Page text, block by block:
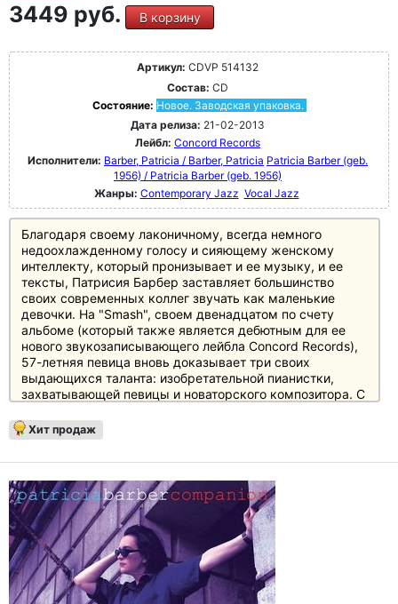
3449 руб. В корзину
Артикул: CDVP 514132
Состав: CD
Состояние: Новое. Заводская упаковка.
Дата релиза: 21-02-2013
Лейбл: Concord Records
Исполнители: Barber, Patricia / Barber, Patricia Patricia Barber (geb.
1956) / Patricia Barber (geb. 1956)
Жанры: Contemporary Jazz Vocal Jazz
Благодаря своему лаконичному, всегда немного
недоохлажденному голосу и сияющему женскому
интеллекту, который пронизывает и ее музыку, и ее
тексты, Патрисия Барбер заставляет большинство
своих современных коллег звучать как маленькие
девочки. На "Smash", своем двенадцатом по счету
альбоме (который также является дебютным для ее
нового звукозаписывающего лейбла Concord Records),
57-летняя певица вновь доказывает три своих
выдающихся таланта: изобретательной пианистки,
захватывающей певицы и новаторского композитора. С
ею в 1989 году крестовый поход, чтобы вернуть себе
территорию, которую джазовые музыканты когда-то
которые также затрагивают такие общие темы, как
любовь и потеря, более тонко и глубоко, чем это
происходит в подавляющем большинстве произведений
из "Великого американского песенника". На "Smash"
она также представляет участников своего нового
чикагского квартета, который состоит из
фантастической ритм-группы с басистом Ларри
Хит продаж